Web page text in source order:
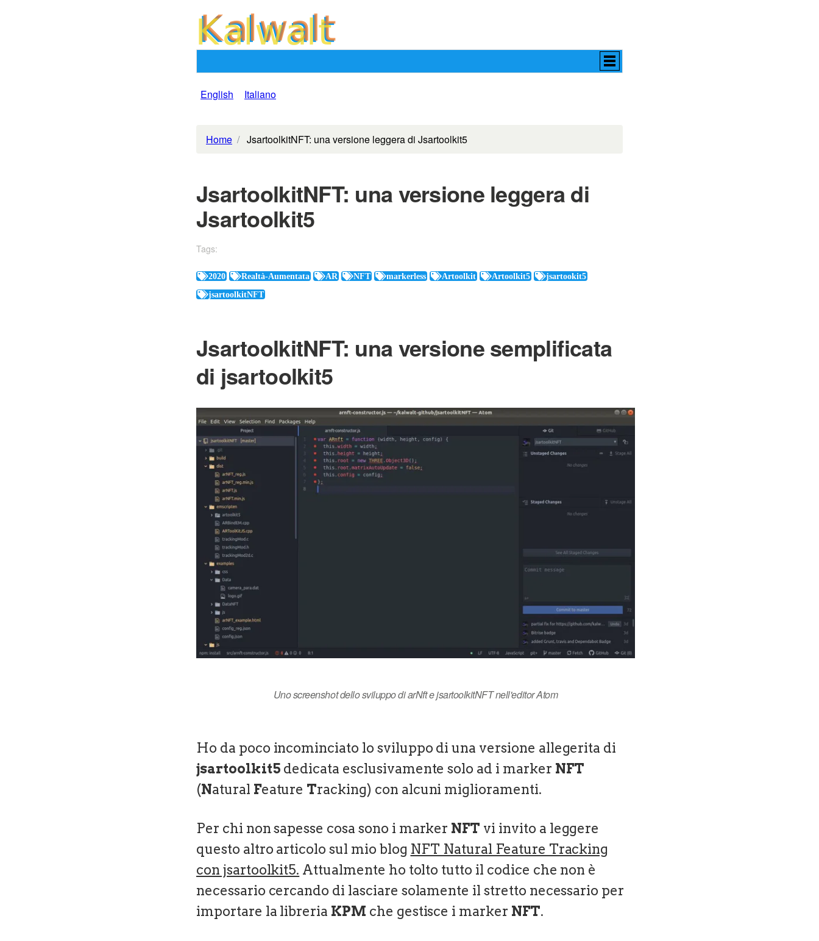
English Italiano
Home JsartoolkitNFT: una versione leggera di Jsartoolkit5
JsartoolkitNFT: una versione leggera di
Jsartoolkit5
Tags:
2020 Realtà-Aumentata AR NFT markerless Artoolkit Artoolkit5 jsartookit5
jsartoolkitNFT
JsartoolkitNFT: una versione semplificata
di jsartoolkit5
Uno screenshot dello sviluppo di arNft e jsartoolkitNFT nell'editor Atom
Ho da poco incominciato lo sviluppo di una versione allegerita di
jsartoolkit5 dedicata esclusivamente solo ad i marker NFT
(Natural Feature Tracking) con alcuni miglioramenti.
Per chi non sapesse cosa sono i marker NFT vi invito a leggere
questo altro articolo sul mio blog NFT Natural Feature Tracking
con jsartoolkit5. Attualmente ho tolto tutto il codice che non è
necessario cercando di lasciare solamente il stretto necessario per
importare la libreria KPM che gestisce i marker NFT.